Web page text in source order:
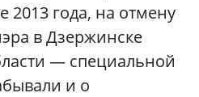
2013 года, на отмену
в Дзержинске
— специальной
и о